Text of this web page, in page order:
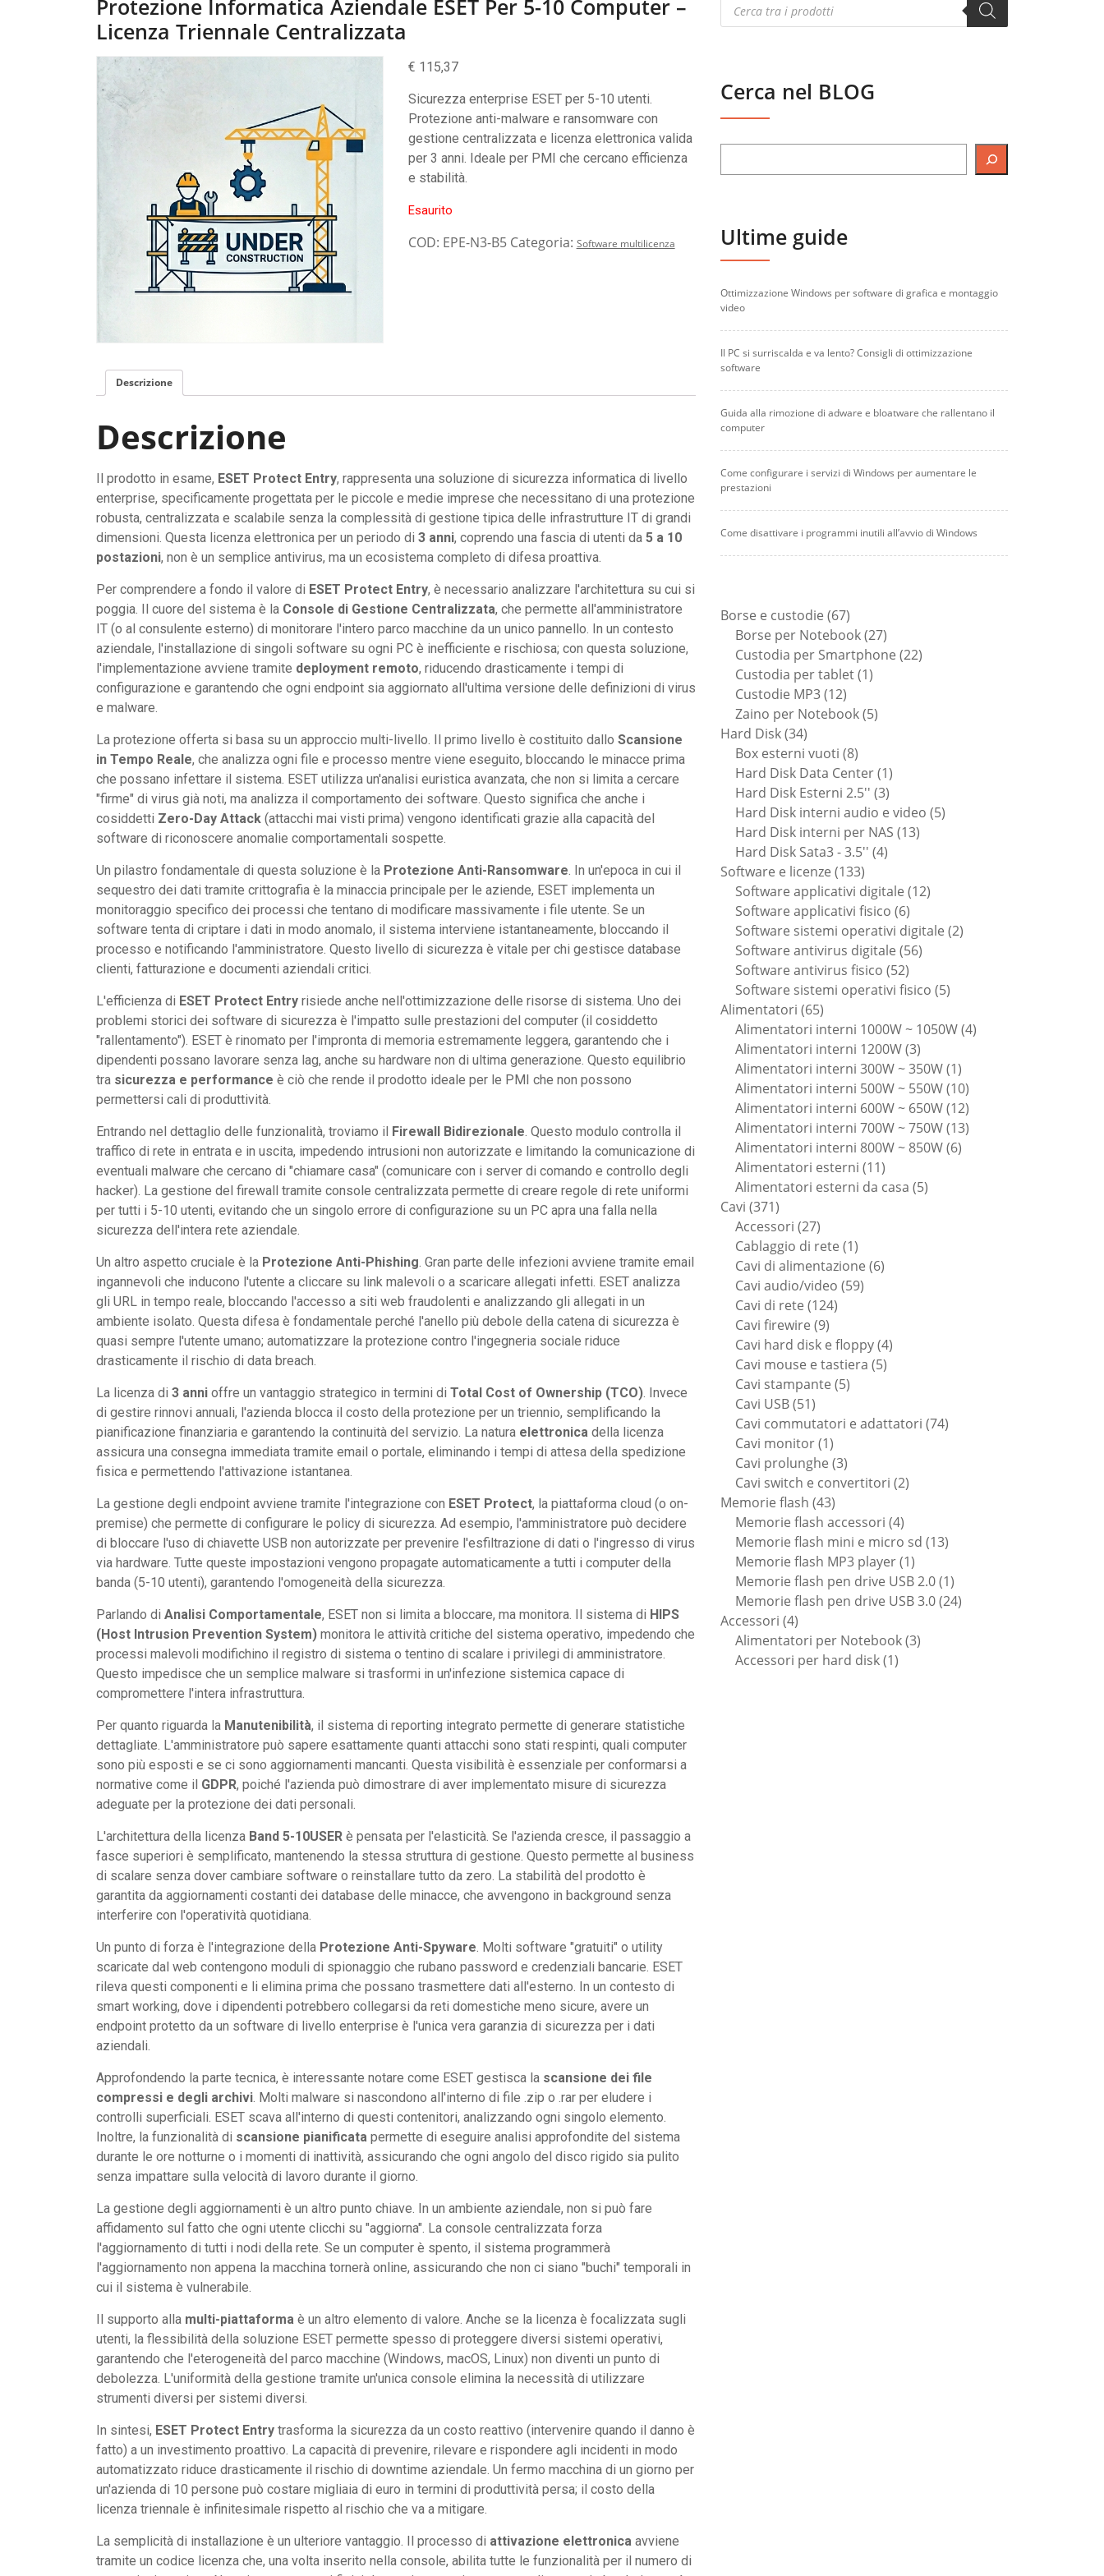
Protezione Informatica Aziendale ESET Per 5-10 Computer –
Licenza Triennale Centralizzata
€ 115,37
Sicurezza enterprise ESET per 5-10 utenti.
Protezione anti-malware e ransomware con
gestione centralizzata e licenza elettronica valida
per 3 anni. Ideale per PMI che cercano efficienza
e stabilità.
Esaurito
COD: EPE-N3-B5 Categoria: Software multilicenza
Descrizione
Descrizione
Il prodotto in esame, ESET Protect Entry, rappresenta una soluzione di sicurezza informatica di livello
enterprise, specificamente progettata per le piccole e medie imprese che necessitano di una protezione
robusta, centralizzata e scalabile senza la complessità di gestione tipica delle infrastrutture IT di grandi
dimensioni. Questa licenza elettronica per un periodo di 3 anni, coprendo una fascia di utenti da 5 a 10
postazioni, non è un semplice antivirus, ma un ecosistema completo di difesa proattiva.
Per comprendere a fondo il valore di ESET Protect Entry, è necessario analizzare l'architettura su cui si
poggia. Il cuore del sistema è la Console di Gestione Centralizzata, che permette all'amministratore
IT (o al consulente esterno) di monitorare l'intero parco macchine da un unico pannello. In un contesto
aziendale, l'installazione di singoli software su ogni PC è inefficiente e rischiosa; con questa soluzione,
l'implementazione avviene tramite deployment remoto, riducendo drasticamente i tempi di
configurazione e garantendo che ogni endpoint sia aggiornato all'ultima versione delle definizioni di virus
e malware.
La protezione offerta si basa su un approccio multi-livello. Il primo livello è costituito dallo Scansione
in Tempo Reale, che analizza ogni file e processo mentre viene eseguito, bloccando le minacce prima
che possano infettare il sistema. ESET utilizza un'analisi euristica avanzata, che non si limita a cercare
"firme" di virus già noti, ma analizza il comportamento dei software. Questo significa che anche i
cosiddetti Zero-Day Attack (attacchi mai visti prima) vengono identificati grazie alla capacità del
software di riconoscere anomalie comportamentali sospette.
Un pilastro fondamentale di questa soluzione è la Protezione Anti-Ransomware. In un'epoca in cui il
sequestro dei dati tramite crittografia è la minaccia principale per le aziende, ESET implementa un
monitoraggio specifico dei processi che tentano di modificare massivamente i file utente. Se un
software tenta di criptare i dati in modo anomalo, il sistema interviene istantaneamente, bloccando il
processo e notificando l'amministratore. Questo livello di sicurezza è vitale per chi gestisce database
clienti, fatturazione e documenti aziendali critici.
L'efficienza di ESET Protect Entry risiede anche nell'ottimizzazione delle risorse di sistema. Uno dei
problemi storici dei software di sicurezza è l'impatto sulle prestazioni del computer (il cosiddetto
"rallentamento"). ESET è rinomato per l'impronta di memoria estremamente leggera, garantendo che i
dipendenti possano lavorare senza lag, anche su hardware non di ultima generazione. Questo equilibrio
tra sicurezza e performance è ciò che rende il prodotto ideale per le PMI che non possono
permettersi cali di produttività.
Entrando nel dettaglio delle funzionalità, troviamo il Firewall Bidirezionale. Questo modulo controlla il
traffico di rete in entrata e in uscita, impedendo intrusioni non autorizzate e limitando la comunicazione di
eventuali malware che cercano di "chiamare casa" (comunicare con i server di comando e controllo degli
hacker). La gestione del firewall tramite console centralizzata permette di creare regole di rete uniformi
per tutti i 5-10 utenti, evitando che un singolo errore di configurazione su un PC apra una falla nella
sicurezza dell'intera rete aziendale.
Un altro aspetto cruciale è la Protezione Anti-Phishing. Gran parte delle infezioni avviene tramite email
ingannevoli che inducono l'utente a cliccare su link malevoli o a scaricare allegati infetti. ESET analizza
gli URL in tempo reale, bloccando l'accesso a siti web fraudolenti e analizzando gli allegati in un
ambiente isolato. Questa difesa è fondamentale perché l'anello più debole della catena di sicurezza è
quasi sempre l'utente umano; automatizzare la protezione contro l'ingegneria sociale riduce
drasticamente il rischio di data breach.
La licenza di 3 anni offre un vantaggio strategico in termini di Total Cost of Ownership (TCO). Invece
di gestire rinnovi annuali, l'azienda blocca il costo della protezione per un triennio, semplificando la
pianificazione finanziaria e garantendo la continuità del servizio. La natura elettronica della licenza
assicura una consegna immediata tramite email o portale, eliminando i tempi di attesa della spedizione
fisica e permettendo l'attivazione istantanea.
La gestione degli endpoint avviene tramite l'integrazione con ESET Protect, la piattaforma cloud (o on-
premise) che permette di configurare le policy di sicurezza. Ad esempio, l'amministratore può decidere
di bloccare l'uso di chiavette USB non autorizzate per prevenire l'esfiltrazione di dati o l'ingresso di virus
via hardware. Tutte queste impostazioni vengono propagate automaticamente a tutti i computer della
banda (5-10 utenti), garantendo l'omogeneità della sicurezza.
Parlando di Analisi Comportamentale, ESET non si limita a bloccare, ma monitora. Il sistema di HIPS
(Host Intrusion Prevention System) monitora le attività critiche del sistema operativo, impedendo che
processi malevoli modifichino il registro di sistema o tentino di scalare i privilegi di amministratore.
Questo impedisce che un semplice malware si trasformi in un'infezione sistemica capace di
compromettere l'intera infrastruttura.
Per quanto riguarda la Manutenibilità, il sistema di reporting integrato permette di generare statistiche
dettagliate. L'amministratore può sapere esattamente quanti attacchi sono stati respinti, quali computer
sono più esposti e se ci sono aggiornamenti mancanti. Questa visibilità è essenziale per conformarsi a
normative come il GDPR, poiché l'azienda può dimostrare di aver implementato misure di sicurezza
adeguate per la protezione dei dati personali.
L'architettura della licenza Band 5-10USER è pensata per l'elasticità. Se l'azienda cresce, il passaggio a
fasce superiori è semplificato, mantenendo la stessa struttura di gestione. Questo permette al business
di scalare senza dover cambiare software o reinstallare tutto da zero. La stabilità del prodotto è
garantita da aggiornamenti costanti dei database delle minacce, che avvengono in background senza
interferire con l'operatività quotidiana.
Un punto di forza è l'integrazione della Protezione Anti-Spyware. Molti software "gratuiti" o utility
scaricate dal web contengono moduli di spionaggio che rubano password e credenziali bancarie. ESET
rileva questi componenti e li elimina prima che possano trasmettere dati all'esterno. In un contesto di
smart working, dove i dipendenti potrebbero collegarsi da reti domestiche meno sicure, avere un
endpoint protetto da un software di livello enterprise è l'unica vera garanzia di sicurezza per i dati
aziendali.
Approfondendo la parte tecnica, è interessante notare come ESET gestisca la scansione dei file
compressi e degli archivi. Molti malware si nascondono all'interno di file .zip o .rar per eludere i
controlli superficiali. ESET scava all'interno di questi contenitori, analizzando ogni singolo elemento.
Inoltre, la funzionalità di scansione pianificata permette di eseguire analisi approfondite del sistema
durante le ore notturne o i momenti di inattività, assicurando che ogni angolo del disco rigido sia pulito
senza impattare sulla velocità di lavoro durante il giorno.
La gestione degli aggiornamenti è un altro punto chiave. In un ambiente aziendale, non si può fare
affidamento sul fatto che ogni utente clicchi su "aggiorna". La console centralizzata forza
l'aggiornamento di tutti i nodi della rete. Se un computer è spento, il sistema programmerà
l'aggiornamento non appena la macchina tornerà online, assicurando che non ci siano "buchi" temporali in
cui il sistema è vulnerabile.
Il supporto alla multi-piattaforma è un altro elemento di valore. Anche se la licenza è focalizzata sugli
utenti, la flessibilità della soluzione ESET permette spesso di proteggere diversi sistemi operativi,
garantendo che l'eterogeneità del parco macchine (Windows, macOS, Linux) non diventi un punto di
debolezza. L'uniformità della gestione tramite un'unica console elimina la necessità di utilizzare
strumenti diversi per sistemi diversi.
In sintesi, ESET Protect Entry trasforma la sicurezza da un costo reattivo (intervenire quando il danno è
fatto) a un investimento proattivo. La capacità di prevenire, rilevare e rispondere agli incidenti in modo
automatizzato riduce drasticamente il rischio di downtime aziendale. Un fermo macchina di un giorno per
un'azienda di 10 persone può costare migliaia di euro in termini di produttività persa; il costo della
licenza triennale è infinitesimale rispetto al rischio che va a mitigare.
La semplicità di installazione è un ulteriore vantaggio. Il processo di attivazione elettronica avviene
tramite un codice licenza che, una volta inserito nella console, abilita tutte le funzionalità per il numero di
search
Cerca nel BLOG
Ultime guide
Ottimizzazione Windows per software di grafica e montaggio
video
Il PC si surriscalda e va lento? Consigli di ottimizzazione
software
Guida alla rimozione di adware e bloatware che rallentano il
computer
Come configurare i servizi di Windows per aumentare le
prestazioni
Come disattivare i programmi inutili all’avvio di Windows
Borse e custodie 6767
prodotti
Borse per Notebook 2727
prodotti
Custodia per Smartphone 2222
Custodia per tablet 11
Custodie MP3 1212
prodotti
Zaino per Notebook 55
Hard Disk 3434
prodotti
Box esterni vuoti 88
prodotti
Hard Disk Data Center 11
prodotto
Hard Disk Esterni 2.5'' 33
prodotti
Hard Disk interni audio e video 55
Hard Disk interni per NAS 1313
Hard Disk Sata3 - 3.5'' 44
Software e licenze 133133
prodotti
Software applicativi digitale 1212
Software applicativi fisico 66
prodotti
Software sistemi operativi digitale 22
Software antivirus digitale 5656
Software antivirus fisico 5252
prodotti
Software sistemi operativi fisico 55
Alimentatori 6565
prodotti
Alimentatori interni 1000W ~ 1050W 44
Alimentatori interni 1200W 33
prodotti
Alimentatori interni 300W ~ 350W 11
prodotto
Alimentatori interni 500W ~ 550W 1010
prodotti
Alimentatori interni 600W ~ 650W 1212
prodotti
Alimentatori interni 700W ~ 750W 1313
Alimentatori interni 800W ~ 850W 66
Alimentatori esterni 1111
prodotti
Alimentatori esterni da casa 55
Cavi 371371
prodotti
Accessori 2727
prodotti
Cablaggio di rete 11
prodotto
Cavi di alimentazione 66
Cavi audio/video 5959
Cavi di rete 124124
Cavi firewire 99
prodotti
Cavi hard disk e floppy 44
Cavi mouse e tastiera 55
Cavi stampante 55
Cavi USB 5151
prodotti
Cavi commutatori e adattatori 7474
Cavi monitor 11
prodotto
Cavi prolunghe 33
prodotti
Cavi switch e convertitori 22
Memorie flash 4343
prodotti
Memorie flash accessori 44
prodotti
Memorie flash mini e micro sd 1313
Memorie flash MP3 player 11
prodotto
Memorie flash pen drive USB 2.0 11
prodotto
Memorie flash pen drive USB 3.0 2424
Accessori 44
prodotti
Alimentatori per Notebook 33
Accessori per hard disk 11